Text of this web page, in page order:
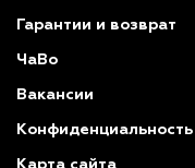
Гарантии и возврат
ЧаВо
Вакансии
Конфиденциальность
Карта сайта